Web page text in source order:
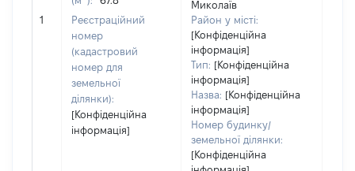
1
Реєстраційний
номер
(кадастровий
номер для
земельної
ділянки):
[Конфіденційна
інформація]
Миколаїв
Район у місті:
[Конфіденційна
інформація]
Тип: [Конфіденційна
інформація]
Назва: [Конфіденційна
інформація]
Номер будинку/
земельної ділянки:
[Конфіденційна